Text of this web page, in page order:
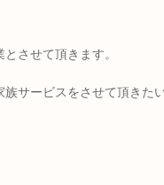
させて頂きます。
サービスをさせて頂きた